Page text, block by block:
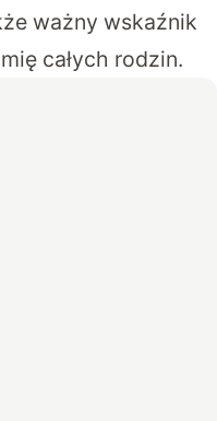
ważny wskaźnik
całych rodzin.